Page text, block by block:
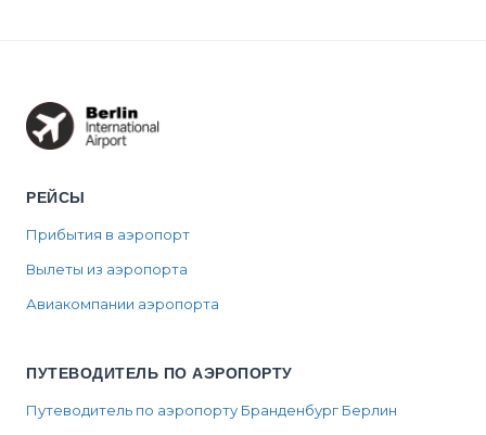
РЕЙСЫ
Прибытия в аэропорт
Вылеты из аэропорта
Авиакомпании аэропорта
ПУТЕВОДИТЕЛЬ ПО АЭРОПОРТУ
Путеводитель по аэропорту Бранденбург Берлин